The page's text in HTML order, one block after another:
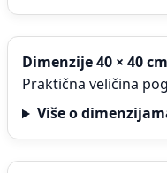
Dimenzije 40 × 40 cm
Praktična veličina
Više o